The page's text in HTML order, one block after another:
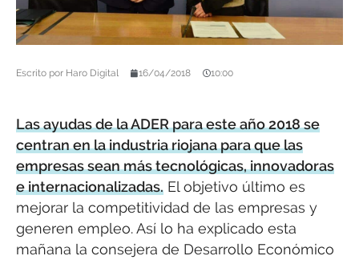
Escrito por Haro Digital 16/04/2018 10:00
Las ayudas de la ADER para este año 2018 se
centran en la industria riojana para que las
empresas sean más tecnológicas, innovadoras
e internacionalizadas. El objetivo último es
mejorar la competitividad de las empresas y
generen empleo. Así lo ha explicado esta
mañana la consejera de Desarrollo Económico